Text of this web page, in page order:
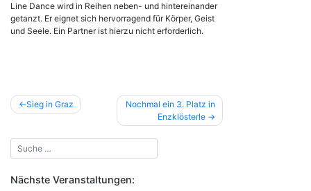
Nächste Veranstaltungen:
Line Dance wird in Reihen neben- und hintereinander
getanzt. Er eignet sich hervorragend für Körper, Geist
und Seele. Ein Partner ist hierzu nicht erforderlich.
Beitragsnavigation
Sieg in Graz
Nochmal ein 3. Platz in
Enzklösterle